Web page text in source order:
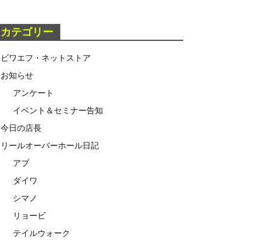
カテゴリー
ビワエフ・ネットストア
お知らせ
アンケート
イベント＆セミナー告知
今日の店長
リールオーバーホール日記
アブ
ダイワ
シマノ
リョービ
テイルウォーク